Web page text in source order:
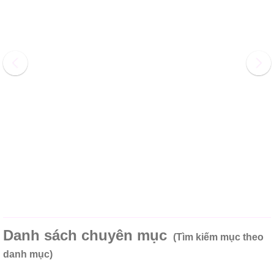
Danh sách chuyên mục (Tìm kiếm mục theo
danh mục)